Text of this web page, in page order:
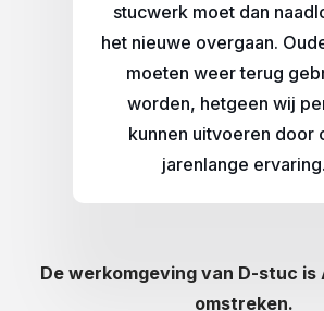
stucwerk moet dan
het nieuwe overgaan.
moeten weer terug
worden, hetgeen wij
kunnen uitvoeren door
jarenlange ervaring.
De werkomgeving van D-stuc
omstreken.